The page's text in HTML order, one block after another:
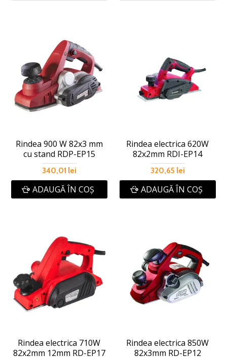
Rindea 900 W 82x3 mm
cu stand RDP-EP15
340,01 lei
ADAUGĂ ÎN COŞ
Rindea electrica 620W
82х2mm RDI-EP14
320,65 lei
ADAUGĂ ÎN COŞ
Rindea electrica 710W
82х2mm 12mm RD-EP17
Rindea electrica 850W
82х3mm RD-EP12